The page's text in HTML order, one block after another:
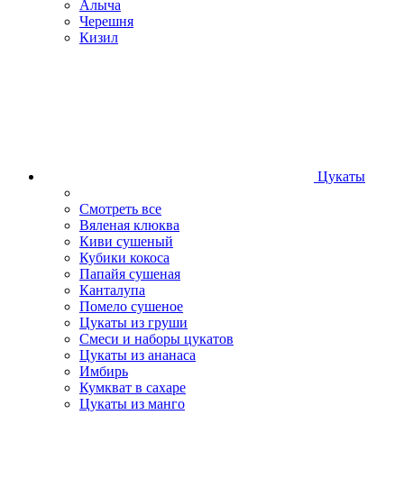
Алыча
Черешня
Кизил
Цукаты
Смотреть все
Вяленая клюква
Киви сушеный
Кубики кокоса
Папайя сушеная
Канталупа
Помело сушеное
Цукаты из груши
Смеси и наборы цукатов
Цукаты из ананаса
Имбирь
Кумкват в сахаре
Цукаты из манго